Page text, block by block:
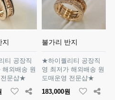
지
티 공장직
해외배송 원
전문샵★
불가리 반지
★하이퀄리티 공장직
영 최저가 해외배송 원
도매운영 전문샵★
183,000원